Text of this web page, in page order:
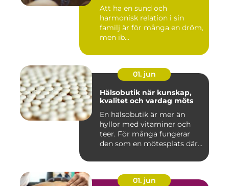
Att ha en sund och
harmonisk relation i sin
familj är för många en dröm,
men ib...
01. jun
Hälsobutik när kunskap,
kvalitet och vardag möts
En hälsobutik är mer än
hyllor med vitaminer och
teer. För många fungerar
den som en mötesplats där
01. jun